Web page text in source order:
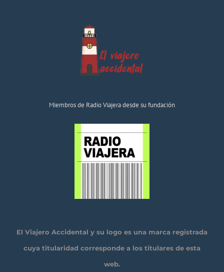
Miembros de Radio Viajera desde su fundación
El Viajero Accidental y su logo es una marca registrada
cuya titularidad corresponde a los titulares de esta
web.